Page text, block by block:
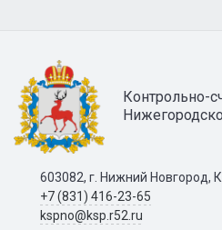
Контрольно-
603082, г. Нижний Новгород,
+7 (831) 416-23-65
kspno@ksp.r52.ru